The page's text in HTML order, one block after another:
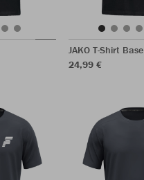
JAKO T-Shirt Base
24,99 €